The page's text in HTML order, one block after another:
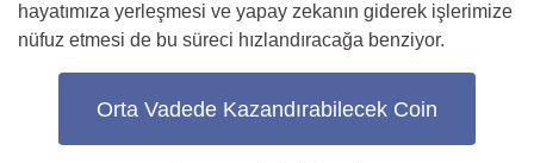
hayatımıza yerleşmesi ve yapay zekanın giderek işlerimize
nüfuz etmesi de bu süreci hızlandıracağa benziyor.
Orta Vadede Kazandırabilecek Coin